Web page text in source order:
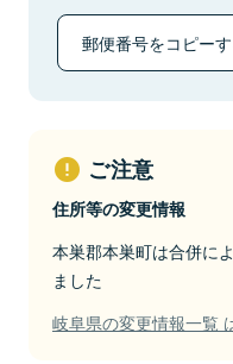
郵便番号をコピー
ご注意
住所等の変更情報
本巣郡本巣町は合併に
ました
岐阜県の変更情報一覧